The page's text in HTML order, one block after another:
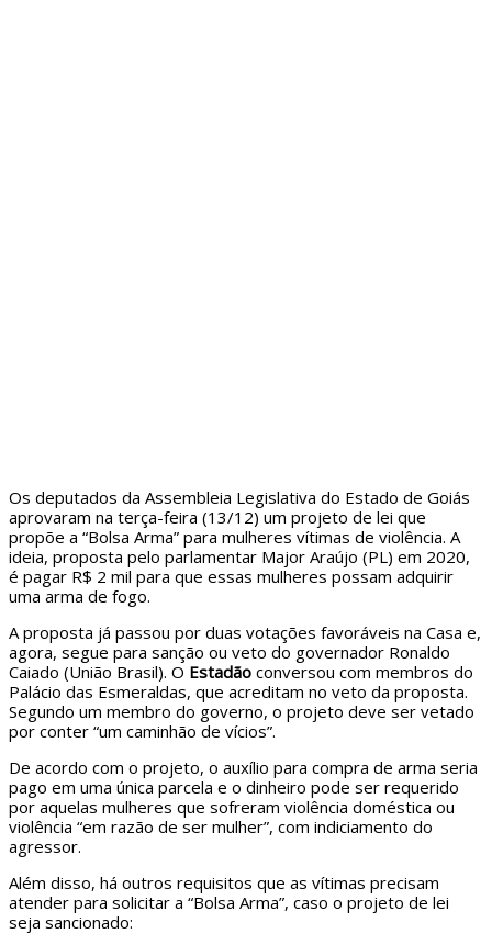
Os deputados da Assembleia Legislativa do Estado de Goiás
aprovaram na terça-feira (13/12) um projeto de lei que
propõe a “Bolsa Arma” para mulheres vítimas de violência. A
ideia, proposta pelo parlamentar Major Araújo (PL) em 2020,
é pagar R$ 2 mil para que essas mulheres possam adquirir
uma arma de fogo.
A proposta já passou por duas votações favoráveis na Casa e,
agora, segue para sanção ou veto do governador Ronaldo
Caiado (União Brasil). O Estadão conversou com membros do
Palácio das Esmeraldas, que acreditam no veto da proposta.
Segundo um membro do governo, o projeto deve ser vetado
por conter “um caminhão de vícios”.
De acordo com o projeto, o auxílio para compra de arma seria
pago em uma única parcela e o dinheiro pode ser requerido
por aquelas mulheres que sofreram violência doméstica ou
violência “em razão de ser mulher”, com indiciamento do
agressor.
Além disso, há outros requisitos que as vítimas precisam
atender para solicitar a “Bolsa Arma”, caso o projeto de lei
seja sancionado: